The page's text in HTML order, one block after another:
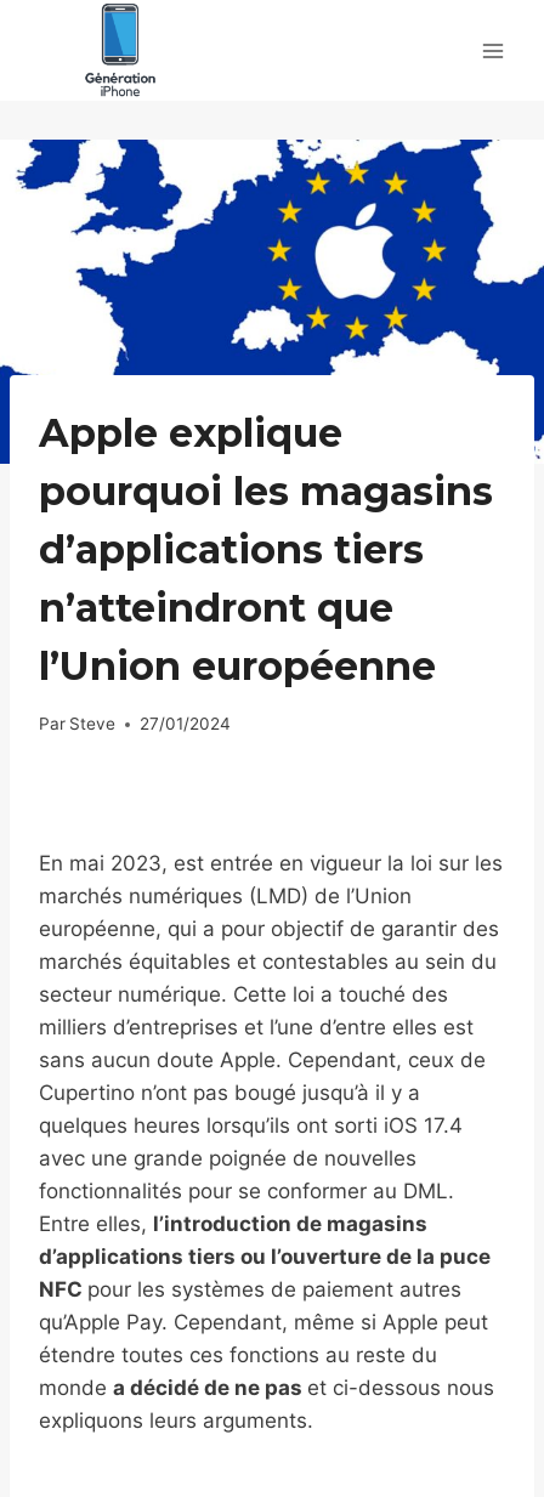
Apple explique
pourquoi les magasins
d’applications tiers
n’atteindront que
l’Union européenne
Par Steve 27/01/2024
En mai 2023, est entrée en vigueur la loi sur les
marchés numériques (LMD) de l’Union
européenne, qui a pour objectif de garantir des
marchés équitables et contestables au sein du
secteur numérique. Cette loi a touché des
milliers d’entreprises et l’une d’entre elles est
sans aucun doute Apple. Cependant, ceux de
Cupertino n’ont pas bougé jusqu’à il y a
quelques heures lorsqu’ils ont sorti iOS 17.4
avec une grande poignée de nouvelles
fonctionnalités pour se conformer au DML.
Entre elles, l’introduction de magasins
d’applications tiers ou l’ouverture de la puce
NFC pour les systèmes de paiement autres
qu’Apple Pay. Cependant, même si Apple peut
étendre toutes ces fonctions au reste du
monde a décidé de ne pas et ci-dessous nous
expliquons leurs arguments.